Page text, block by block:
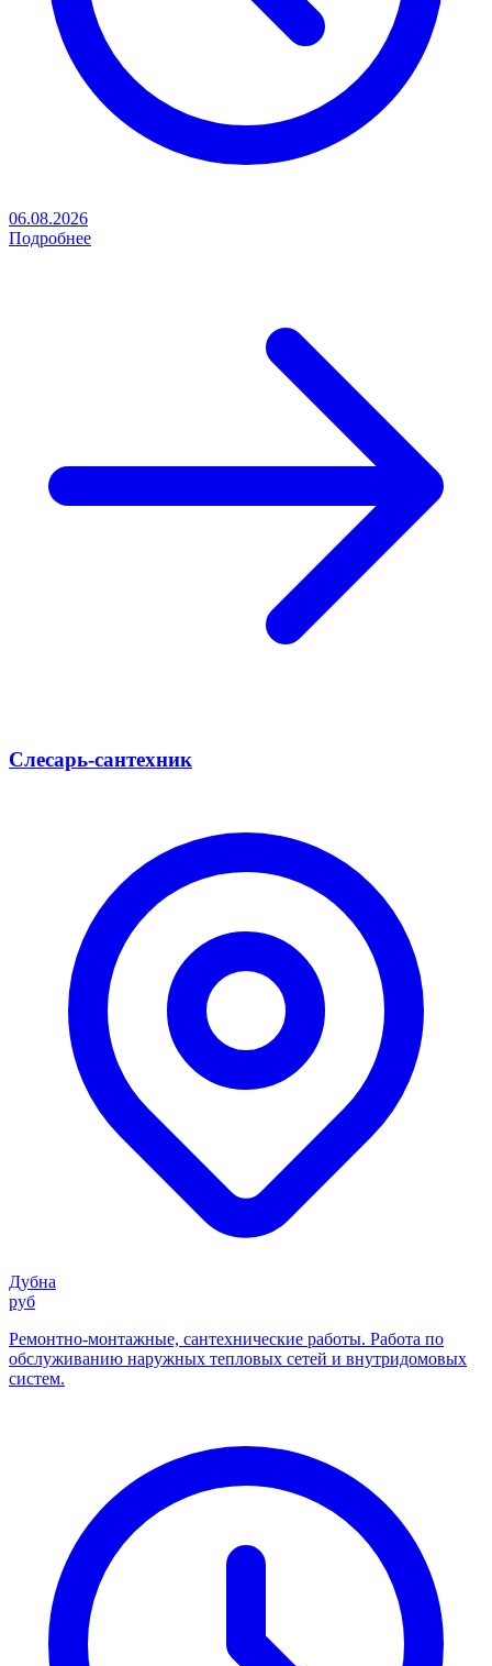
06.08.2026
Подробнее
Слесарь-сантехник
Дубна
руб
Ремонтно-монтажные, сантехнические работы. Работа по
обслуживанию наружных тепловых сетей и внутридомовых
систем.